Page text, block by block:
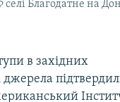
Благодатне на
в західних
джерела